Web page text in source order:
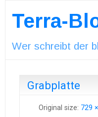
Terra-
Wer schreibt der
Grabplatte
Original size: 729